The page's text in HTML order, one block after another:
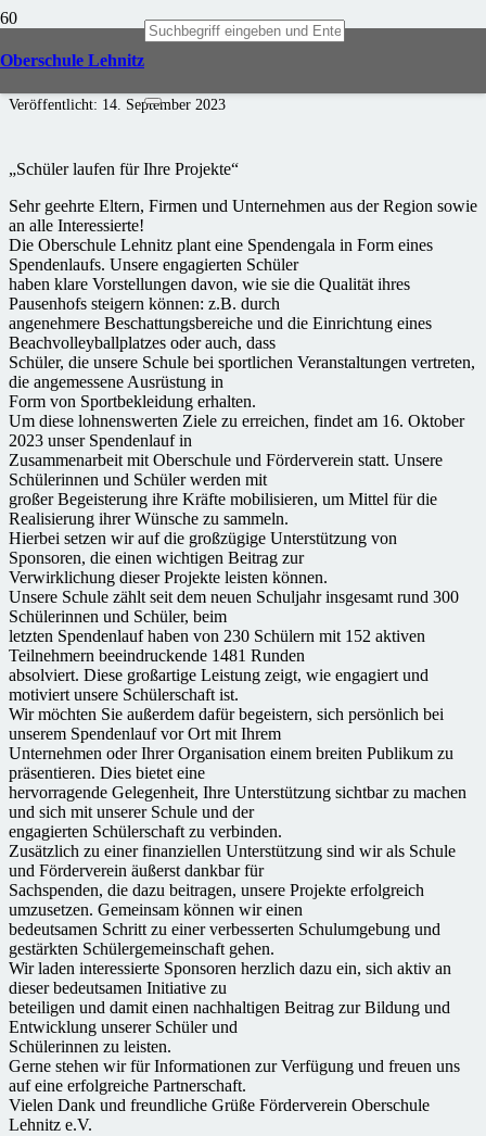
Oberschule Lehnitz
Sponsorenlauf der OSL
Veröffentlicht: 14. September 2023
„Schüler laufen für Ihre Projekte“
Sehr geehrte Eltern, Firmen und Unternehmen aus der Region sowie
an alle Interessierte!
Die Oberschule Lehnitz plant eine Spendengala in Form eines
Spendenlaufs. Unsere engagierten Schüler
haben klare Vorstellungen davon, wie sie die Qualität ihres
Pausenhofs steigern können: z.B. durch
angenehmere Beschattungsbereiche und die Einrichtung eines
Beachvolleyballplatzes oder auch, dass
Schüler, die unsere Schule bei sportlichen Veranstaltungen vertreten,
die angemessene Ausrüstung in
Form von Sportbekleidung erhalten.
Um diese lohnenswerten Ziele zu erreichen, findet am 16. Oktober
2023 unser Spendenlauf in
Zusammenarbeit mit Oberschule und Förderverein statt. Unsere
Schülerinnen und Schüler werden mit
großer Begeisterung ihre Kräfte mobilisieren, um Mittel für die
Realisierung ihrer Wünsche zu sammeln.
Hierbei setzen wir auf die großzügige Unterstützung von
Sponsoren, die einen wichtigen Beitrag zur
Verwirklichung dieser Projekte leisten können.
Unsere Schule zählt seit dem neuen Schuljahr insgesamt rund 300
Schülerinnen und Schüler, beim
letzten Spendenlauf haben von 230 Schülern mit 152 aktiven
Teilnehmern beeindruckende 1481 Runden
absolviert. Diese großartige Leistung zeigt, wie engagiert und
motiviert unsere Schülerschaft ist.
Wir möchten Sie außerdem dafür begeistern, sich persönlich bei
unserem Spendenlauf vor Ort mit Ihrem
Unternehmen oder Ihrer Organisation einem breiten Publikum zu
präsentieren. Dies bietet eine
hervorragende Gelegenheit, Ihre Unterstützung sichtbar zu machen
und sich mit unserer Schule und der
engagierten Schülerschaft zu verbinden.
Zusätzlich zu einer finanziellen Unterstützung sind wir als Schule
und Förderverein äußerst dankbar für
Sachspenden, die dazu beitragen, unsere Projekte erfolgreich
umzusetzen. Gemeinsam können wir einen
bedeutsamen Schritt zu einer verbesserten Schulumgebung und
gestärkten Schülergemeinschaft gehen.
Wir laden interessierte Sponsoren herzlich dazu ein, sich aktiv an
dieser bedeutsamen Initiative zu
beteiligen und damit einen nachhaltigen Beitrag zur Bildung und
Entwicklung unserer Schüler und
Schülerinnen zu leisten.
Gerne stehen wir für Informationen zur Verfügung und freuen uns
auf eine erfolgreiche Partnerschaft.
Vielen Dank und freundliche Grüße Förderverein Oberschule
Lehnitz e.V.